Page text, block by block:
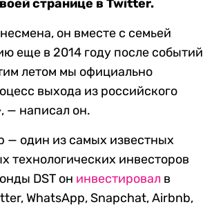
странице в Twitter.
он вместе с семьей
еще в 2014 году после событий
летом мы официально
выхода из российского
— написал он.
один из самых известных
технологических инвесторов
DST он инвестировал в
WhatsApp, Snapchat, Airbnb,